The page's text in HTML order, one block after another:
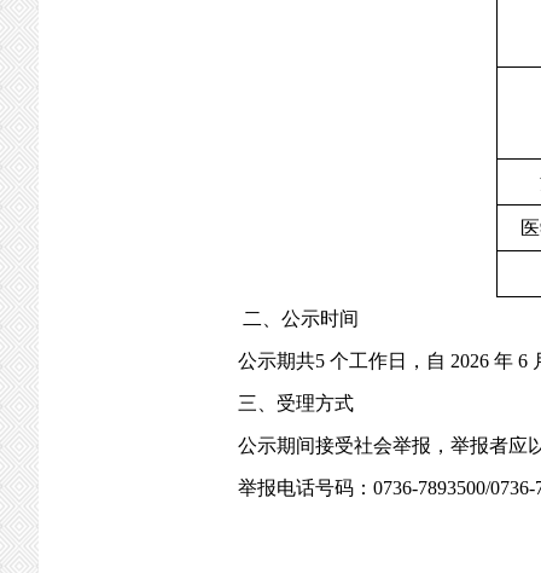
二、公示时间
公示期共5 个工作日，自 2026 年 6
三、受理方式
公示期间接受社会举报，举报者应
举报电话号码： 0736-7893500/0736-